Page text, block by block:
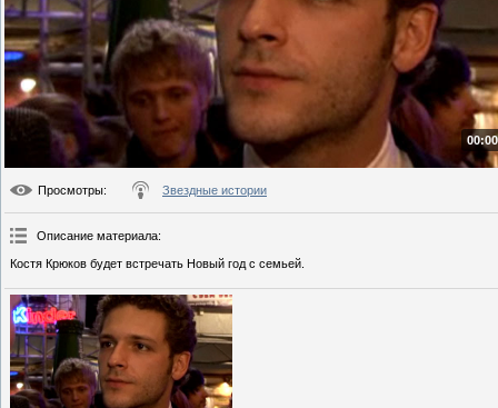
Просмотры: Звездные истории
Описание материала:
Костя Крюков будет встречать Новый год с семьей.